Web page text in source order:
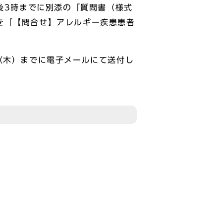
時までに別添の「質問書（様式
【問合せ】アレルギー疾患患者
）までに電子メールにて送付し